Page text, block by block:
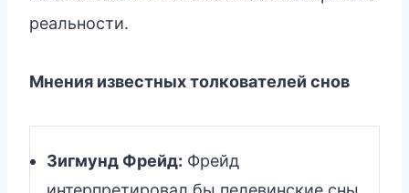
реальности.
Мнения известных толкователей снов
Зигмунд Фрейд: Фрейд